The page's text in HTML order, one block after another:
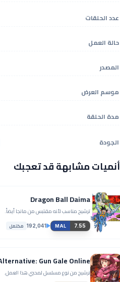
عدد الحلقات
حالة العمل
المصدر
موسم العرض
مدة الحلقة
الجودة
أنميات مشابهة قد تعجبك
Dragon Ball Daima
ترشيح مناسب لأنه مقتبس من مانجا أيضاً.
MAL 7.55
192,041 مكتمل
ترشيح من نوع مسلسل لمحبي هذا العمل.